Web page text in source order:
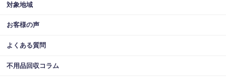
対象地域
お客様の声
よくある質問
不用品回収コラム